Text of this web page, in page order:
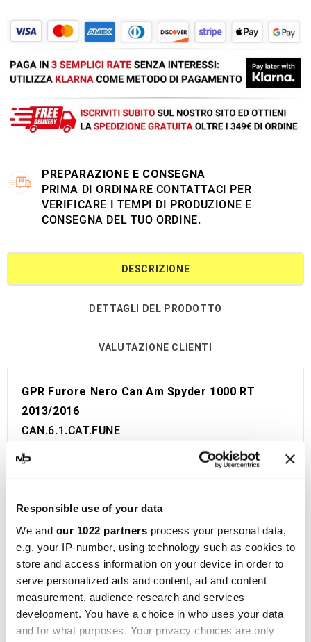
Responsible use of your data
We and our 1022 partners process your personal data,
e.g. your IP-number, using technology such as cookies to
store and access information on your device in order to
serve personalized ads and content, ad and content
measurement, audience research and services
development. You have a choice in who uses your data
and for what purposes. Your privacy choices are only
PREPARAZIONE E CONSEGNA
PRIMA DI ORDINARE CONTATTACI PER
VERIFICARE I TEMPI DI PRODUZIONE E
CONSEGNA DEL TUO ORDINE.
DESCRIZIONE
DETTAGLI DEL PRODOTTO
VALUTAZIONE CLIENTI
GPR Furore Nero Can Am Spyder 1000 RT
2013/2016
CAN.6.1.CAT.FUNE
Linea omologata GPR per Can Am Spyder 1000
installato sulla moto senza bisogno di modifiche.
Omologazione Europea e Svizzera (CEE).
Il catalizzatore è incluso.
Made in Italy 100%.
Garanzia 2 anni.
è un punto di riferimento nella produzione di
silenziatori e collettori per moto, situata a Cerro